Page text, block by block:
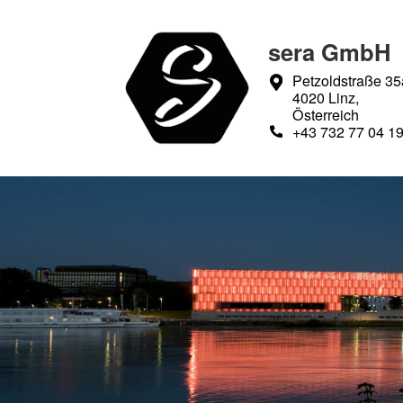
sera GmbH
Petzoldstraße
4020 Linz,
Österreich
+43 732 77 04 19